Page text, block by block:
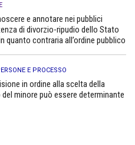
e annotare nei pubblici
di divorzio-ripudio dello Stato
quanto contraria all’ordine pubblico
E PROCESSO
in ordine alla scelta della
minore può essere determinante